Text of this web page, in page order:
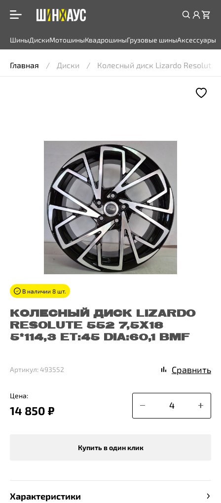
ШиныДискиМотошиныКвадрошиныГрузовые шиныАксессуары
Главная Диски Колесный диск Lizardo Resolute
КОЛЕСНЫЙ ДИСК LIZARDO
RESOLUTE 552 7,5X18
5*114,3 ET:45 DIA:60,1 BMF
В наличии 8 шт.
Цена:
14 850 ₽
Купить в один клик
Артикул: 493552 Сравнить
Характеристики